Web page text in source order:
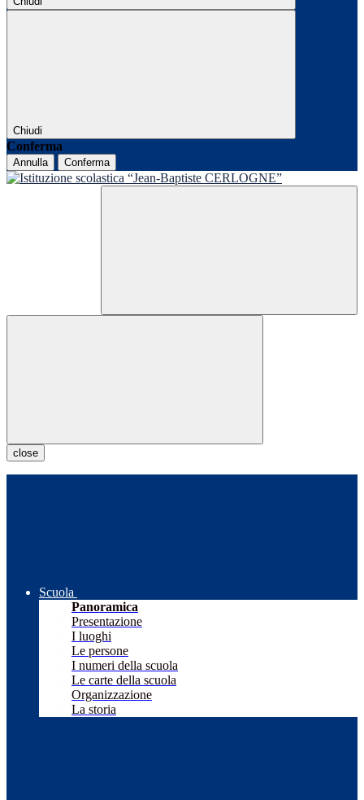
Chiudi
Conferma
Annulla Conferma
close
Scuola
Panoramica
Presentazione
I luoghi
Le persone
I numeri della scuola
Le carte della scuola
Organizzazione
La storia